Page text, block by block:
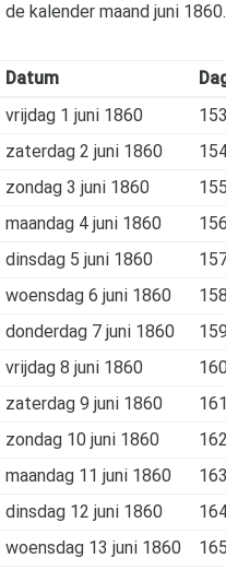
de kalender maand juni 1860.
Datum
vrijdag 1 juni 1860
153
zaterdag 2 juni 1860
zondag 3 juni 1860
155
maandag 4 juni 1860
156
dinsdag 5 juni 1860
woensdag 6 juni 1860
158
donderdag 7 juni 1860
159
vrijdag 8 juni 1860
zaterdag 9 juni 1860
161
zondag 10 juni 1860
162
maandag 11 juni 1860
163
dinsdag 12 juni 1860
woensdag 13 juni 1860
165